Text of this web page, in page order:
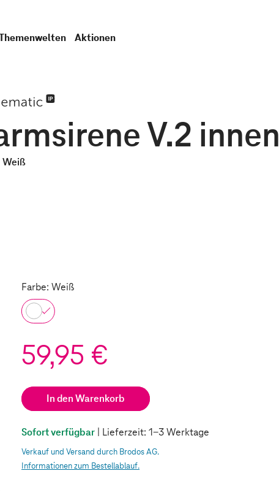
Aktionen
V.2 innen
Weiß
Farbe: Weiß
59,95 €
In den Warenkorb
Sofort verfügbar | Lieferzeit: 1-3 Werktage
Verkauf und Versand durch Brodos AG.
Informationen zum Bestellablauf.